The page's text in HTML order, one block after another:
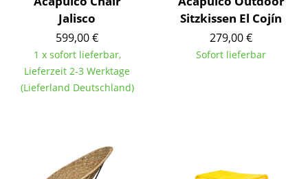
Gartentische
Servierwagen
Einzelteile
... alle Tische
Regale & Schränke
Jalisco
599,00 €
1 x sofort lieferbar,
Lieferzeit 2-3 Werktage
(Lieferland Deutschland)
Sitzkissen El Cojín
279,00 €
Sofort lieferbar